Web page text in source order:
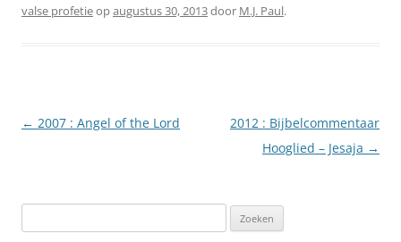
valse profetieopaugustus 30, 2013door M.J. Paul.
Berichtnavigatie
← 2007 : Angel of the Lord
2012 : Bijbelcommentaar
Hooglied – Jesaja →
naar: